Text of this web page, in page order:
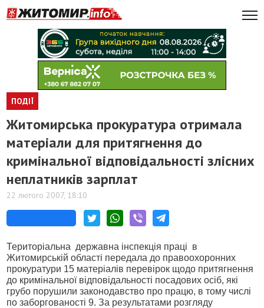
ПОДІЇ
Житомирська прокуратура отримала
матеріали для притягнення до
кримінальної відповідальності злісних
неплатників зарплат
22 лютого 2007, 18:10
Територіальна державна інспекція праці в
Житомирській області передала до правоохоронних
прокуратури 15 матеріалів перевірок щодо притягнення
до кримінальної відповідальності посадових осіб, які
грубо порушили законодавство про працю, в тому числі
по заборгованості 9. За результатами розгляду